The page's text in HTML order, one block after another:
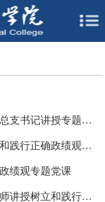
测绘学院：树立和践行正确政绩观——党总支书记讲授专题党课
崔兆强为应急管理学院党员教师讲授树立和践行正确政绩观专题党课
绩观专题党课
许广元为人工智能与网络安全学院党员教师讲授树立和践行正确政绩观专题党课